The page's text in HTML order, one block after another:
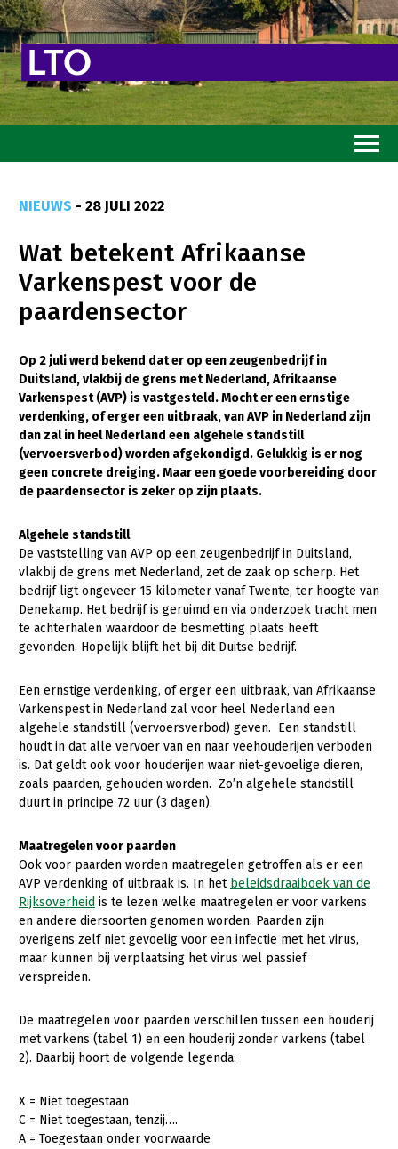
Goed eten
Mooi groen
Sterk ondernemerschap
Transitiepaden
Thema’s
Gezonde planten
Gezonde dieren
Natuur, klimaat en energie
Bodem en water
Platteland en omgeving
Mens, ondernemerschap en onderwijs
Internationaal
Dier
Biologische Landbouw
Geitenhouderij
Kalverhouderij
Melkveehouderij
Paardenhouderij
Pluimveehouderij
Schapenhouderij
Varkenshouderij
Vleesveehouderij
Plant
Akkerbouw
Biologische Landbouw
Bomen, vaste planten en zomerbloemen
Fruitteelt
Glastuinbouw
Paddenstoelen
Vollegrondsgroente
Multifunctionele landbouw
Multifunctioneel
Onderwerpen
Nieuws
Nieuwsabonnement
Webinars
Over LTO
LTO Nederland
Bestuur en Directie
Vakgroepbestuurders
Jaarverslag 2023
Pers
Contact
NIEUWS - 28 JULI 2022
Wat betekent Afrikaanse
Varkenspest voor de
paardensector
Op 2 juli werd bekend dat er op een zeugenbedrijf in
Duitsland, vlakbij de grens met Nederland, Afrikaanse
Varkenspest (AVP) is vastgesteld. Mocht er een ernstige
verdenking, of erger een uitbraak, van AVP in Nederland zijn
dan zal in heel Nederland een algehele standstill
(vervoersverbod) worden afgekondigd. Gelukkig is er nog
geen concrete dreiging. Maar een goede voorbereiding door
de paardensector is zeker op zijn plaats.
Algehele standstill
De vaststelling van AVP op een zeugenbedrijf in Duitsland,
vlakbij de grens met Nederland, zet de zaak op scherp. Het
bedrijf ligt ongeveer 15 kilometer vanaf Twente, ter hoogte van
Denekamp. Het bedrijf is geruimd en via onderzoek tracht men
te achterhalen waardoor de besmetting plaats heeft
gevonden. Hopelijk blijft het bij dit Duitse bedrijf.
Een ernstige verdenking, of erger een uitbraak, van Afrikaanse
Varkenspest in Nederland zal voor heel Nederland een
algehele standstill (vervoersverbod) geven. Een standstill
houdt in dat alle vervoer van en naar veehouderijen verboden
is. Dat geldt ook voor houderijen waar niet-gevoelige dieren,
zoals paarden, gehouden worden. Zo’n algehele standstill
duurt in principe 72 uur (3 dagen).
Maatregelen voor paarden
Ook voor paarden worden maatregelen getroffen als er een
AVP verdenking of uitbraak is. In het beleidsdraaiboek van de
Rijksoverheid is te lezen welke maatregelen er voor varkens
en andere diersoorten genomen worden. Paarden zijn
overigens zelf niet gevoelig voor een infectie met het virus,
maar kunnen bij verplaatsing het virus wel passief
verspreiden.
De maatregelen voor paarden verschillen tussen een houderij
met varkens (tabel 1) en een houderij zonder varkens (tabel
2). Daarbij hoort de volgende legenda:
X = Niet toegestaan
C = Niet toegestaan, tenzij….
A = Toegestaan onder voorwaarde